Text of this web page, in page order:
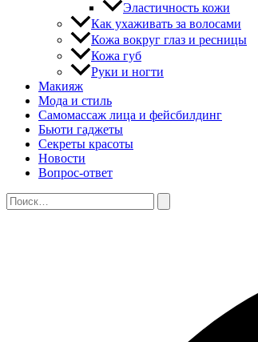
Эластичность кожи
Как ухаживать за волосами
Кожа вокруг глаз и ресницы
Кожа губ
Руки и ногти
Макияж
Мода и стиль
Самомассаж лица и фейсбилдинг
Бьюти гаджеты
Секреты красоты
Новости
Вопрос-ответ
Поиск: